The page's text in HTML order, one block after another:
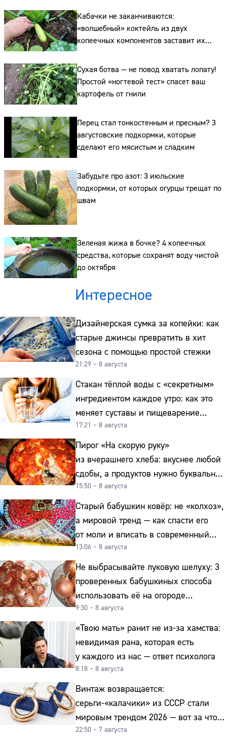
Кабачки не заканчиваются:
«волшебный» коктейль из двух
копеечных компонентов заставит их
плодоносить до самых заморозков
Сухая ботва — не повод хватать лопату!
Простой «ногтевой тест» спасет ваш
картофель от гнили
Перец стал тонкостенным и пресным? 3
августовские подкормки, которые
сделают его мясистым и сладким
Забудьте про азот: 3 июльские
подкормки, от которых огурцы трещат по
швам
Зеленая жижа в бочке? 4 копеечных
средства, которые сохранят воду чистой
до октября
Интересное
Дизайнерская сумка за копейки: как
старые джинсы превратить в хит
сезона с помощью простой стежки
21:29 – 8 августа
Стакан тёплой воды с «секретным»
ингредиентом каждое утро: как это
меняет суставы и пищеварение
после 50
17:21 – 8 августа
Пирог «На скорую руку»
из вчерашнего хлеба: вкуснее любой
сдобы, а продуктов нужно буквально
копейки
15:50 – 8 августа
Старый бабушкин ковёр: не «колхоз»,
а мировой тренд — как спасти его
от моли и вписать в современный
интерьер
13:06 – 8 августа
Не выбрасывайте луковую шелуху: 3
проверенных бабушкиных способа
использовать её на огороде
и для здоровья этой зимой
9:30 – 8 августа
«Твою мать» ранит не из-за хамства:
невидимая рана, которая есть
у каждого из нас — ответ психолога
8:18 – 8 августа
Винтаж возвращается:
серьги-«калачики» из СССР стали
мировым трендом 2026 — вот за что
их ценят ювелиры
22:50 – 7 августа
Адрес:
Телефон: